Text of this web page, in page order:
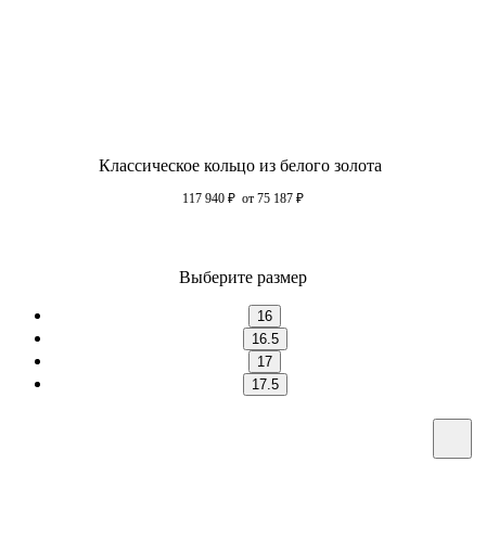
Классическое кольцо из белого золота
117 940 ₽ от 75 187 ₽
Выберите размер
16
16.5
17
17.5